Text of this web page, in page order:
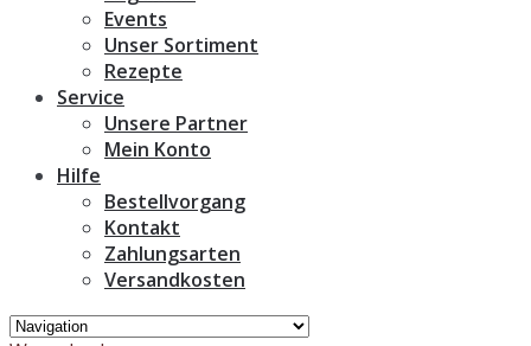
Events
Unser Sortiment
Rezepte
Service
Unsere Partner
Mein Konto
Hilfe
Bestellvorgang
Kontakt
Zahlungsarten
Versandkosten